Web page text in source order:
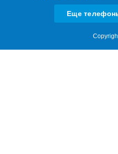
Еще